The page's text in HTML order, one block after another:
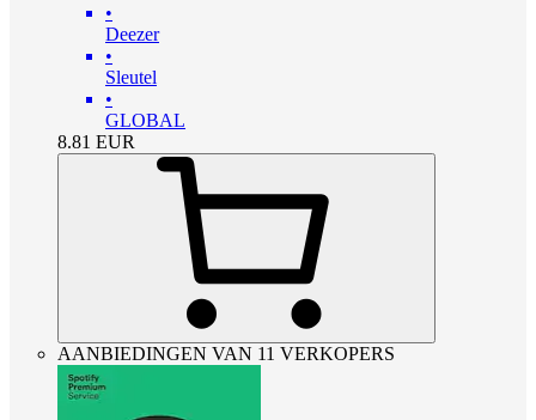
•
Deezer
•
Sleutel
•
GLOBAL
8.81 EUR
AANBIEDINGEN VAN 11 VERKOPERS